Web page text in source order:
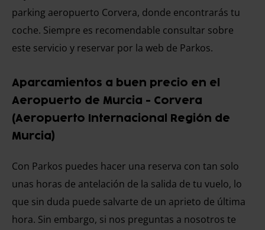
parking aeropuerto Corvera, donde encontrarás tu
coche. Siempre es recomendable consultar sobre
este servicio y reservar por la web de Parkos.
Aparcamientos a buen precio en el
Aeropuerto de Murcia - Corvera
(Aeropuerto Internacional Región de
Murcia)
Con Parkos puedes hacer una reserva con tan solo
unas horas de antelación de la salida de tu vuelo, lo
que sin duda puede salvarte de un aprieto de última
hora. Sin embargo, si nos preguntas a nosotros te